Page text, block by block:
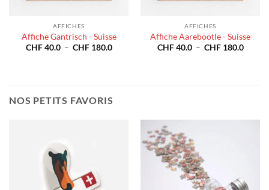
AFFICHES
Affiche Gantrisch - Suisse
CHF40.0 – CHF180.0Plage
AFFICHES
Affiche Aareböötle - Suisse
CHF40.0 – CHF180.0Plage
NOS PETITS FAVORIS